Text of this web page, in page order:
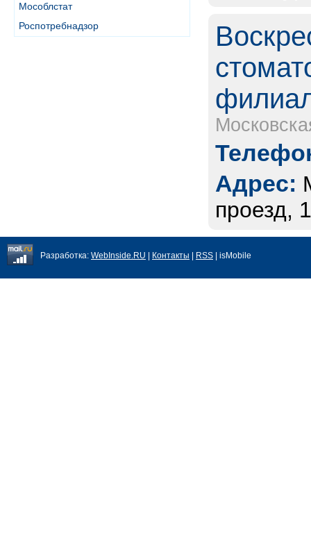
Мособлстат
Роспотребнадзор
Адрес:
проезд,
Разработка: WebInside.RU Контакты RSS | isMobile